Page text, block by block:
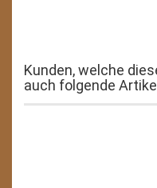
Kunden, welche
auch folgende